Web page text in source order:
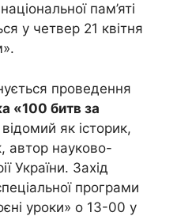
пам’яті
у четвер 21 квітня
проведення
«100 битв за
як історик,
автор науково-
України. Захід
програми
уроки» о 13-00 у